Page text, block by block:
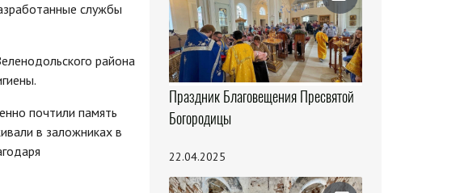
службы
района
почтили память
в заложниках в
Праздник Благовещения Пресвятой
Богородицы
22.04.2025